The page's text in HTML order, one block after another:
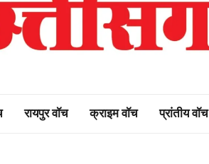
watch
रायपुर वॉच क्राइम वॉच प्रांतीय वॉच